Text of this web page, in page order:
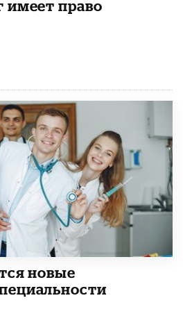
имеет право
новые